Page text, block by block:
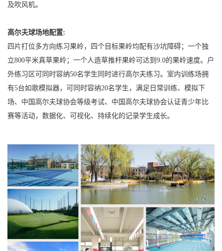
及吹风机。
高尔夫球场地配置:
四片打位多方向练习果岭，四个目标果岭均配有沙坑障碍；一个独
立800平米真草果岭；一个人造草推杆果岭可达到9.0的果岭速度。户
外练习区可同时容纳50名学生同时进行高尔夫练习。室内训练场拥
有5台如歌模拟器，可同时容纳20名学生，满足日常训练、模拟下
场、中国高尔夫球协会等级考试、中国高尔夫球协会认证青少年比
赛等活动，数据化、可视化、持续化的记录学生成长。